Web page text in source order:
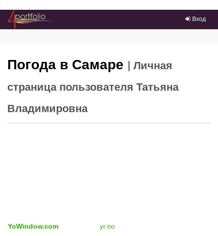
Преейти на главное меню
Вход
Погода в Самаре | Личная
страница пользователя Татьяна
Владимировна
YoWindow.com yr.no